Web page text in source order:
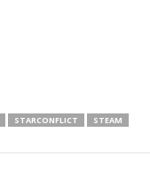
STARCONFLICT
STEAM